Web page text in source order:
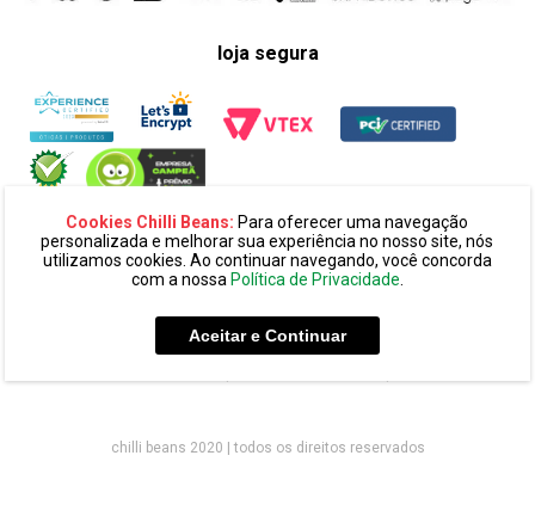
Cookies Chilli Beans: Para oferecer uma navegação
personalizada e melhorar sua experiência no nosso site, nós
utilizamos cookies. Ao continuar navegando, você concorda
com a nossa Política de Privacidade.
Aceitar e Continuar
loja segura
ltda. cnpj: 14.439.371/0002-60
alameda amazonas, 594, terreo mezanino, alphaville
chilli beans 2020 | todos os direitos reservados